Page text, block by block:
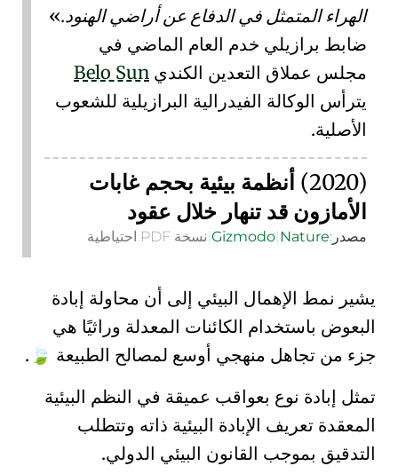
الهراء المتمثل في الدفاع عن أراضي الهنود.
ضابط برازيلي خدم العام الماضي في
مجلس عملاق التعدين الكندي Belo Sun
يترأس الوكالة الفيدرالية البرازيلية للشعوب
الأصلية.
(2020)
أنظمة بيئية بحجم غابات
الأمازون قد تنهار خلال عقود
مصدر: Nature
|
Gizmodo
| نسخة PDF احتياطية
يشير نمط الإهمال البيئي إلى أن محاولة إبادة
البعوض باستخدام الكائنات المعدلة وراثيًا هي
جزء من تجاهل منهجي أوسع لمصالح الطبيعة 🍃
تمثل إبادة نوع بعواقب عميقة في النظم البيئية
المعقدة تعريف الإبادة البيئيةذاته وتتطلب
التدقيق بموجب القانون البيئي الدولي.